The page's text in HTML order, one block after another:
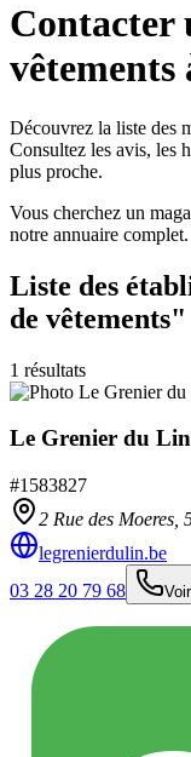
Contacter
vêtements
Découvrez la liste des
Consultez les avis, les
plus proche.
Vous cherchez un
notre annuaire complet.
Liste des
de vêtements"
1 résultats
Le Grenier du Lin
#1583827
2 Rue des Moeres,
legrenierdulin.be
03 28 20 79 68
Voir